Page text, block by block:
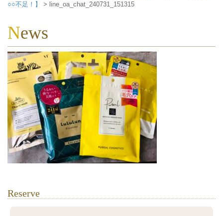
○○不足！】
> line_oa_chat_240731_151315
News
Reserve